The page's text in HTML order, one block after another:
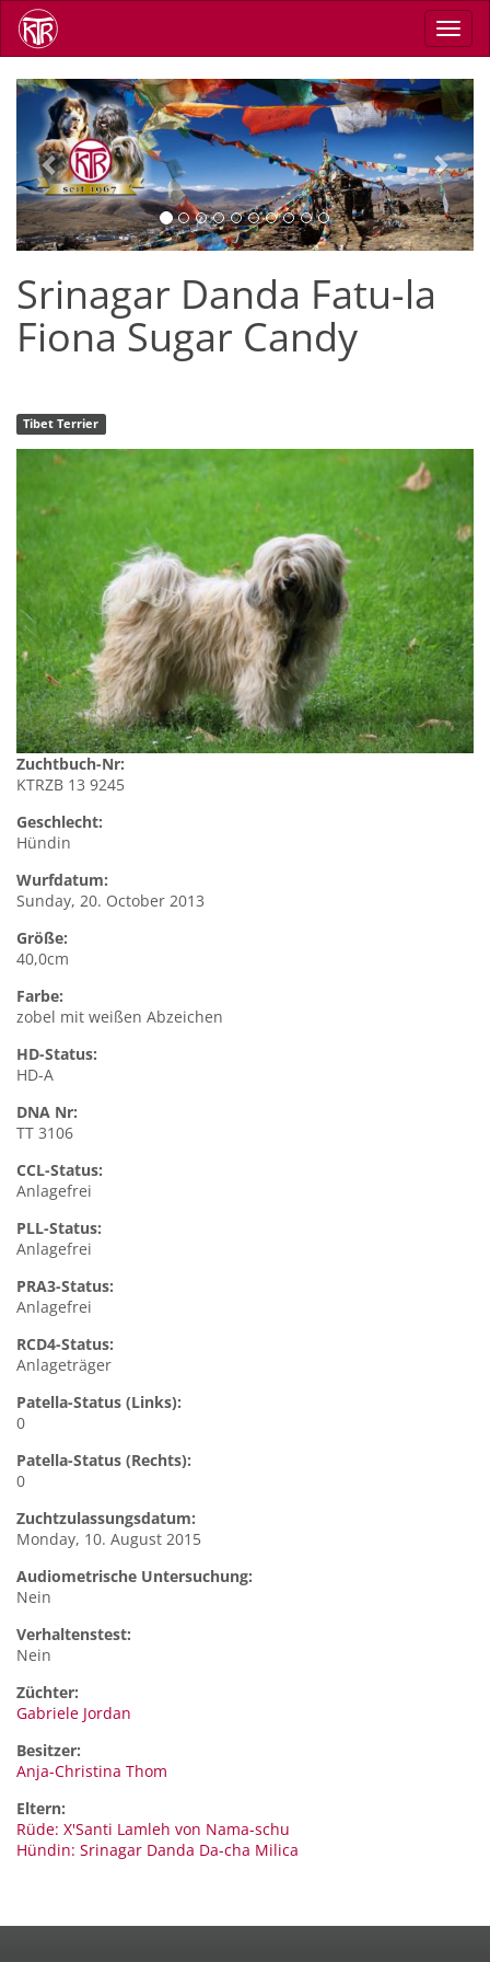
Skip
main
Previous Next
Srinagar Danda Fatu-la
Fiona Sugar Candy
Tibet Terrier
Zuchtbuch-Nr:
KTRZB 13 9245
Geschlecht:
Hündin
Wurfdatum:
Sunday, 20. October 2013
Größe:
40,0cm
Farbe:
zobel mit weißen Abzeichen
HD-Status:
HD-A
DNA Nr:
TT 3106
CCL-Status:
Anlagefrei
PLL-Status:
Anlagefrei
PRA3-Status:
Anlagefrei
RCD4-Status:
Anlageträger
Patella-Status (Links):
0
Patella-Status (Rechts):
0
Zuchtzulassungsdatum:
Monday, 10. August 2015
Audiometrische Untersuchung:
Nein
Verhaltenstest:
Nein
Züchter:
Gabriele Jordan
Besitzer:
Anja-Christina Thom
Eltern:
Rüde: X'Santi Lamleh von Nama-schu
Hündin: Srinagar Danda Da-cha Milica